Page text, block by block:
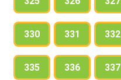
330 331 332
335 336 337